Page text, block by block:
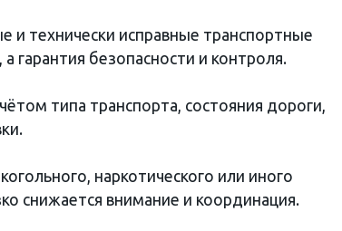
и технически исправные транспортные
гарантия безопасности и контроля.
типа транспорта, состояния дороги,
наркотического или иного
снижается внимание и координация.